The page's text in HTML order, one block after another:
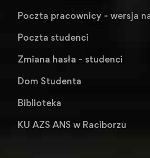
Poczta pracownicy - wersja
Poczta studenci
Zmiana hasła - studenci
Dom Studenta
Biblioteka
KU AZS ANS w Raciborzu